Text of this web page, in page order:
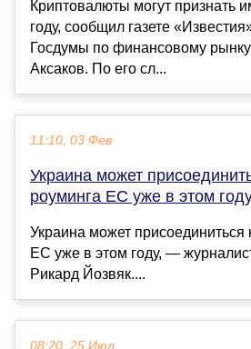
Криптовалюты могут признать
году, сообщил газете
Госдумы по финансовому
Аксаков. По его сл...
11:10, 03 Фев
Украина может
роуминга ЕС уже в этом
Украина может присоединиться
ЕС уже в этом году, —
Рикард Йозвяк....
08:20, 25 Июл